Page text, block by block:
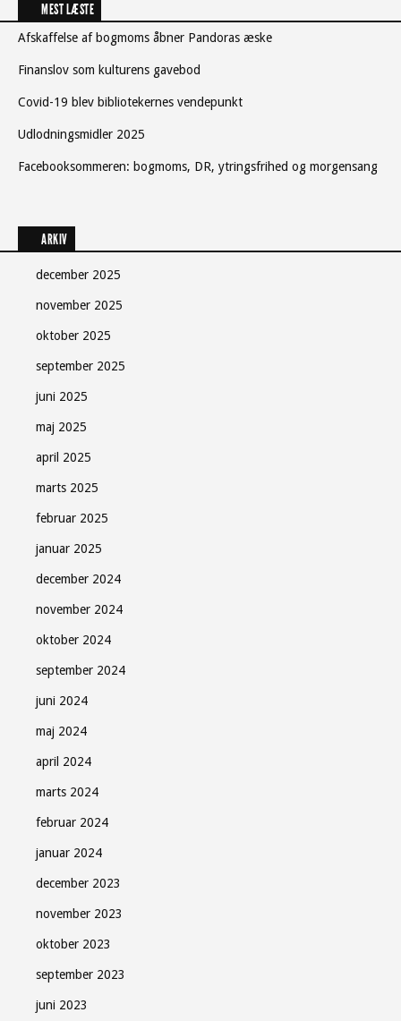
MEST LÆSTE
Afskaffelse af bogmoms åbner Pandoras æske
Finanslov som kulturens gavebod
Covid-19 blev bibliotekernes vendepunkt
Udlodningsmidler 2025
Facebooksommeren: bogmoms, DR, ytringsfrihed og morgensang
ARKIV
december 2025
november 2025
oktober 2025
september 2025
juni 2025
maj 2025
april 2025
marts 2025
februar 2025
januar 2025
december 2024
november 2024
oktober 2024
september 2024
juni 2024
maj 2024
april 2024
marts 2024
februar 2024
januar 2024
december 2023
november 2023
oktober 2023
september 2023
juni 2023